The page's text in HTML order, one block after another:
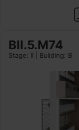
BII.5.M74
Stage: II | Building: B